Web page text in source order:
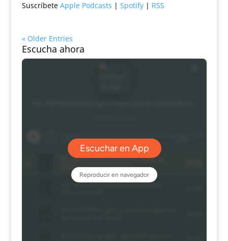
Suscríbete Apple Podcasts | Spotify| RSS
« Older Entries
Escucha ahora